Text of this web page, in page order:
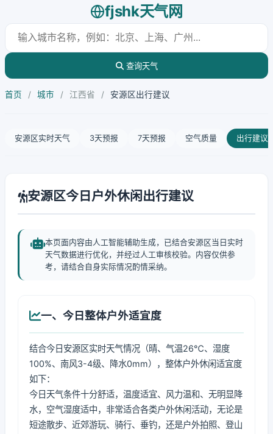
fjshk天气网
查询天气
首页 / 城市 / 江西省 / 安源区出行建议
安源区实时天气 3天预报 7天预报 空气质量 出行建议
安源区今日户外休闲出行建议
本页面内容由人工智能辅助生成，已结合安源区当日实时
天气数据进行优化，并经过人工审核校验。内容仅供参
考，请结合自身实际情况酌情采纳。
一、今日整体户外适宜度
结合今日安源区实时天气情况（晴、气温26℃、湿度
100%、南风3-4级、降水0mm），整体户外休闲适宜度
如下：
今日天气条件十分舒适，温度适宜、风力温和、无明显降
水，空气湿度适中，非常适合各类户外休闲活动，无论是
短途散步、近郊游玩、骑行、垂钓，还是户外拍照、登山